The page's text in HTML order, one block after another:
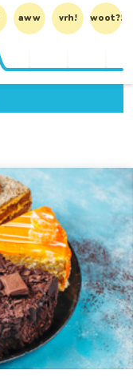
aww vrh! woot?!